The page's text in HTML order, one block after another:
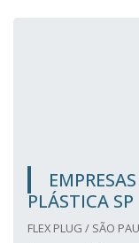
PLÁSTICA SP
FLEX PLUG / SÃO